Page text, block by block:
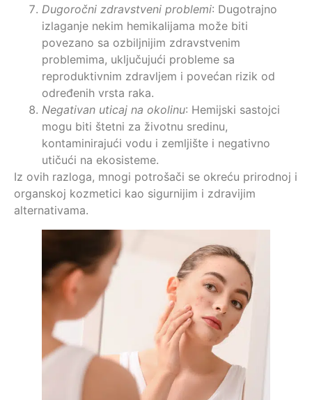
Dugoročni zdravstveni problemi: Dugotrajno
izlaganje nekim hemikalijama može biti
povezano sa ozbiljnijim zdravstvenim
problemima, uključujući probleme sa
reproduktivnim zdravljem i povećan rizik od
određenih vrsta raka.
Negativan uticaj na okolinu: Hemijski sastojci
mogu biti štetni za životnu sredinu,
kontaminirajući vodu i zemljište i negativno
utičući na ekosisteme.
Iz ovih razloga, mnogi potrošači se okreću prirodnoj i
organskoj kozmetici kao sigurnijim i zdravijim
alternativama.